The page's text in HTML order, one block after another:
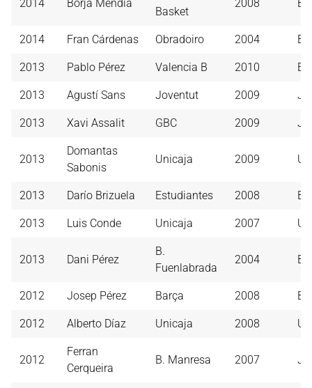
2014 Borja Mendia
Basket
2008
2014 Fran Cárdenas Obradoiro 2004 B.
2013 Pablo Pérez Valencia B 2010
2013 Agustí Sans Joventut 2009
2013 Xavi Assalit GBC 2009
2013
Domantas
Sabonis
Unicaja 2009
2013 Darío Brizuela Estudiantes 2008
2013 Luis Conde Unicaja 2007
2013 Dani Pérez
B.
Fuenlabrada
2004
2012 Josep Pérez Barça 2008
2012 Alberto Díaz Unicaja 2008
2012
Ferran
Cerqueira
B. Manresa 2007